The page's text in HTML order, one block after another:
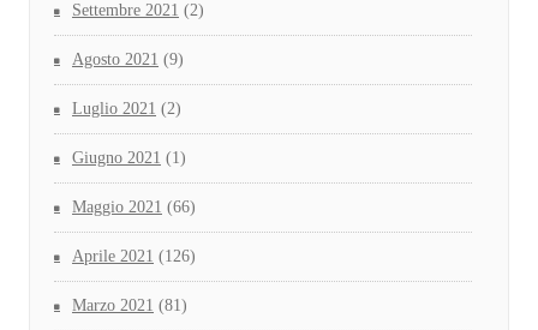
Settembre 2021 (2)
Agosto 2021 (9)
Luglio 2021 (2)
Giugno 2021 (1)
Maggio 2021 (66)
Aprile 2021 (126)
Marzo 2021 (81)